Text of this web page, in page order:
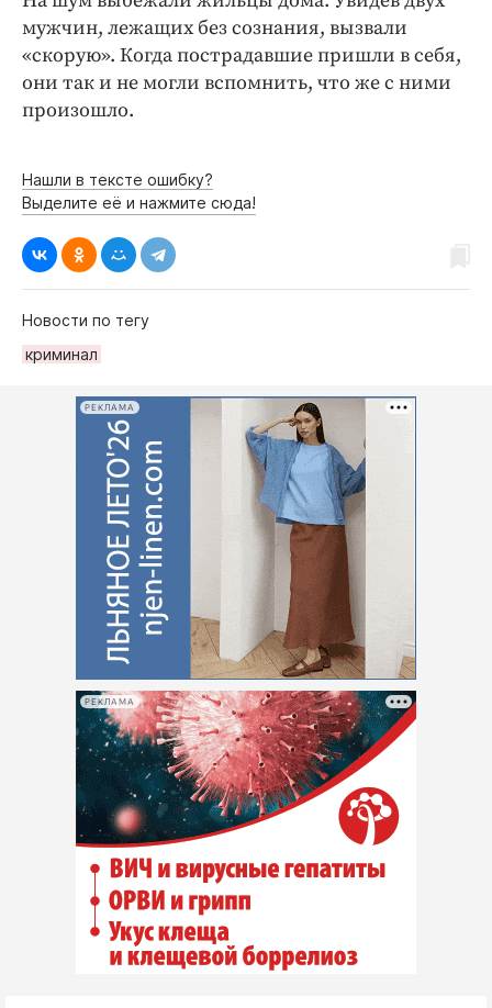
мужчин, лежащих без сознания, вызвали
«скорую». Когда пострадавшие пришли в себя,
они так и не могли вспомнить, что же с ними
произошло.
Нашли в тексте ошибку?
Выделите её и нажмите сюда!
Новости по тегу
криминал
РЕКЛАМА
РЕКЛАМА